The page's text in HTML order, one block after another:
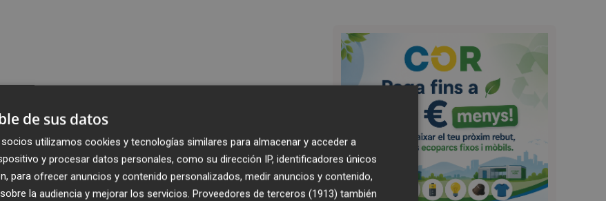
de sus datos
utilizamos cookies y tecnologías similares para almacenar y acceder a
y procesar datos personales, como su dirección IP, identificadores únicos
para ofrecer anuncios y contenido personalizados, medir anuncios y contenido,
la audiencia y mejorar los servicios. Proveedores de terceros (1913) también